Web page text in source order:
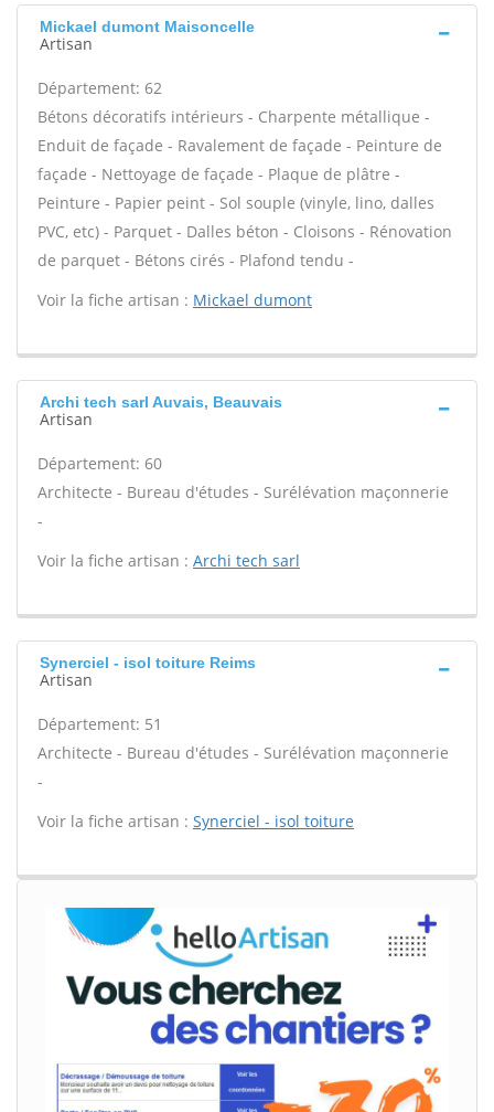
Mickael dumont Maisoncelle
Artisan
Département: 62
Bétons décoratifs intérieurs - Charpente métallique -
Enduit de façade - Ravalement de façade - Peinture de
façade - Nettoyage de façade - Plaque de plâtre -
Peinture - Papier peint - Sol souple (vinyle, lino, dalles
PVC, etc) - Parquet - Dalles béton - Cloisons - Rénovation
de parquet - Bétons cirés - Plafond tendu -
Voir la fiche artisan : Mickael dumont
Archi tech sarl Auvais, Beauvais
Artisan
Département: 60
Architecte - Bureau d'études - Surélévation maçonnerie
-
Voir la fiche artisan : Archi tech sarl
Synerciel - isol toiture Reims
Artisan
Département: 51
Architecte - Bureau d'études - Surélévation maçonnerie
-
Voir la fiche artisan : Synerciel - isol toiture